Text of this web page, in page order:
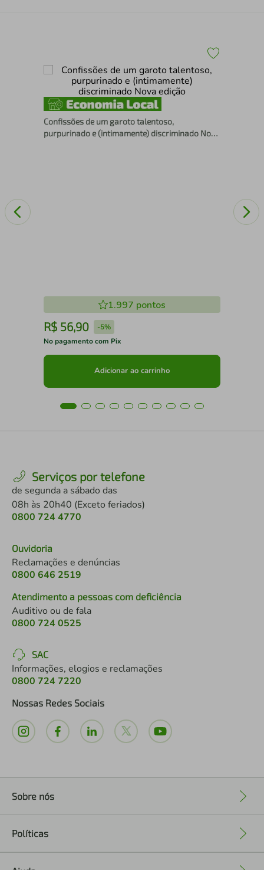
Confissões de um garoto talentoso,
purpurinado e (intimamente) discriminado Nova
1.997 pontos
R$ 56,90 -5%
No pagamento com Pix
Adicionar ao carrinho
Serviços por telefone
de segunda a sábado das
08h às 20h40 (Exceto feriados)
0800 724 4770
Ouvidoria
Reclamações e denúncias
0800 646 2519
Atendimento a pessoas com deficiência
Auditivo ou de fala
0800 724 0525
SAC
Informações, elogios e reclamações
0800 724 7220
Nossas Redes Sociais
Sobre nós
Políticas